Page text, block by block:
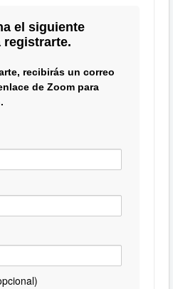
el siguiente
registrarte.
recibirás un correo
de Zoom para